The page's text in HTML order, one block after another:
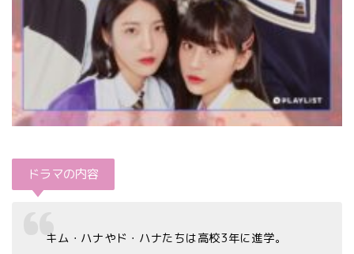
ドラマの内容
キム・ハナやド・ハナたちは高校3年に進学。